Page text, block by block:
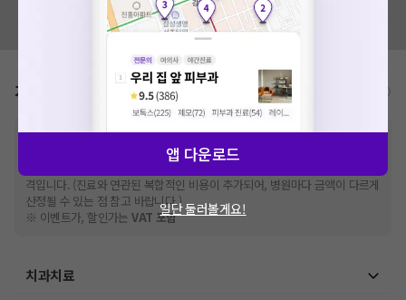
혹시 잘못된 병원정보가 있나요?
모두닥 팀에 알려주세요!
가격표 비급여/급여 진료란?
※비급여 항목의 경우,추가비용 등으로 실제 가격과 상이할 수 있으니, 정확
한 가격은 해당 의료기관에 직접 문의해주세요.
건강보험심사평가원
격입니다. (진료와 연관된 복합적인 비용이 추가되어, 병원마다 금액이 다르게
산정될 수 있는 점 참고 바랍니다.)
※ 이벤트가, 할인가는VAT 포함
치과치료
앱 다운로드
일단 둘러볼게요!